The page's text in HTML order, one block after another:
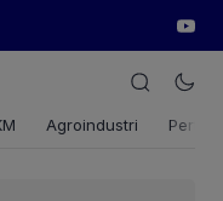
Agroindustri